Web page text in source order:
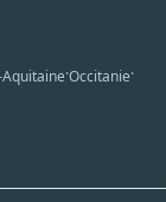
·Occitanie·